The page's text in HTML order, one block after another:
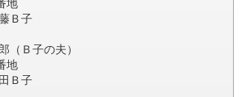
地
Ｂ子
Ｂ子の夫）
地
Ｂ子